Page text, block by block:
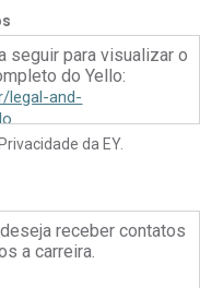
seguir para visualizar o
do Yello:
legal-and-
para acessar a
da EY.
receber contatos
a carreira.